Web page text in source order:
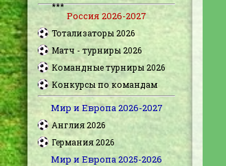
***
Россия 2026-2027
Тотализаторы 2026
Матч - турниры 2026
Командные турниры 2026
Конкурсы по командам
Мир и Европа 2026-2027
Англия 2026
Германия 2026
Мир и Европа 2025-2026